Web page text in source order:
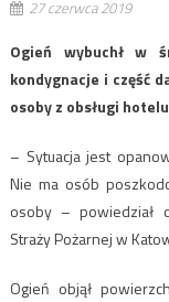
27 czerwca 2019
Ogień wybuchł w
kondygnacje i część
osoby z obsługi
– Sytuacja jest
Nie ma osób
osoby – powiedział
Straży Pożarnej w
Ogień objął